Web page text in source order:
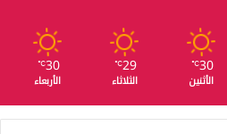
30
℃
الأثنين
29
℃
الثلاثاء
30
℃
الأربعاء